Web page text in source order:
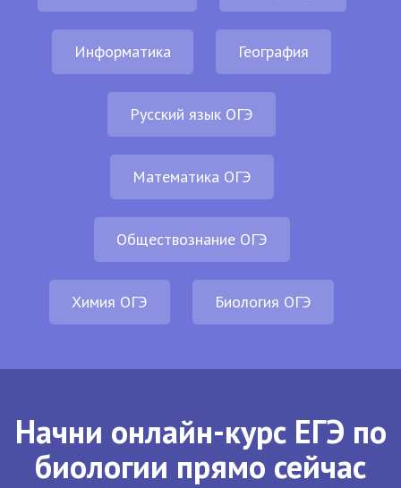
Информатика География
Русский язык ОГЭ
Математика ОГЭ
Обществознание ОГЭ
Химия ОГЭ Биология ОГЭ
Начни онлайн-курс ЕГЭ по
биологии прямо сейчас